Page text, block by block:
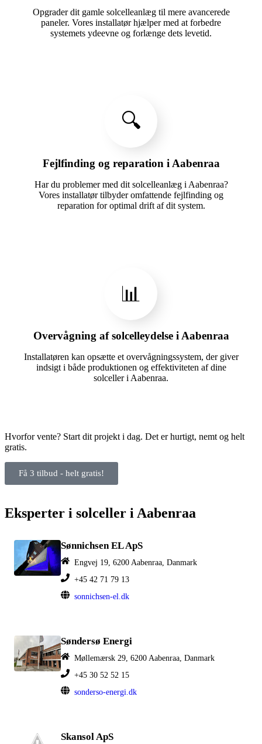
Opgrader dit gamle solcelleanlæg til mere avancerede
paneler. Vores installatør hjælper med at forbedre
systemets ydeevne og forlænge dets levetid.
🔍
Fejlfinding og reparation i Aabenraa
Har du problemer med dit solcelleanlæg i Aabenraa?
Vores installatør tilbyder omfattende fejlfinding og
reparation for optimal drift af dit system.
📊
Overvågning af solcelleydelse i Aabenraa
Installatøren kan opsætte et overvågningssystem, der giver
indsigt i både produktionen og effektiviteten af dine
solceller i Aabenraa.
Hvorfor vente? Start dit projekt i dag. Det er hurtigt, nemt og helt
gratis.
Få 3 tilbud - helt gratis!
Eksperter i solceller i Aabenraa
Sønnichsen EL ApS
Engvej 19, 6200 Aabenraa, Danmark
+45 42 71 79 13
sonnichsen-el.dk
Søndersø Energi
Møllemærsk 29, 6200 Aabenraa, Danmark
+45 30 52 52 15
sonderso-energi.dk
Skansol ApS